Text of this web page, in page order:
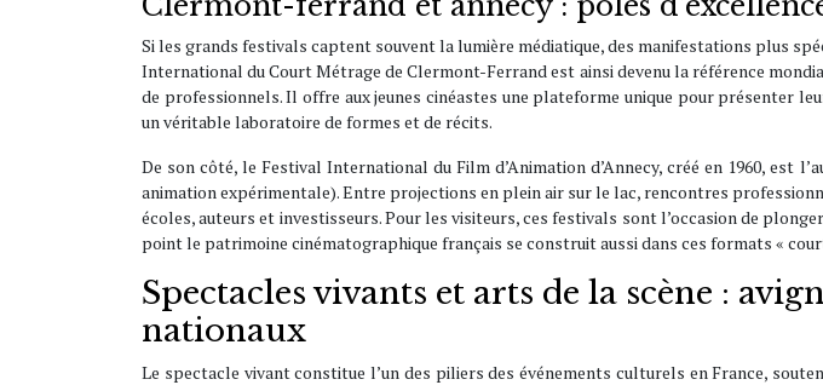
Si les grands festivals captent souvent la lumière médiatique, des manifestations plus
International du Court Métrage de Clermont-Ferrand est ainsi devenu la référence
de professionnels. Il offre aux jeunes cinéastes une plateforme unique pour présenter
un véritable laboratoire de formes et de récits.
De son côté, le Festival International du Film d’Animation d’Annecy, créé en 1960, est
animation expérimentale). Entre projections en plein air sur le lac, rencontres
écoles, auteurs et investisseurs. Pour les visiteurs, ces festivals sont l’occasion de
point le patrimoine cinématographique français se construit aussi dans ces formats «
Spectacles vivants et arts de la scène :
nationaux
Le spectacle vivant constitue l’un des piliers des événements culturels en France,